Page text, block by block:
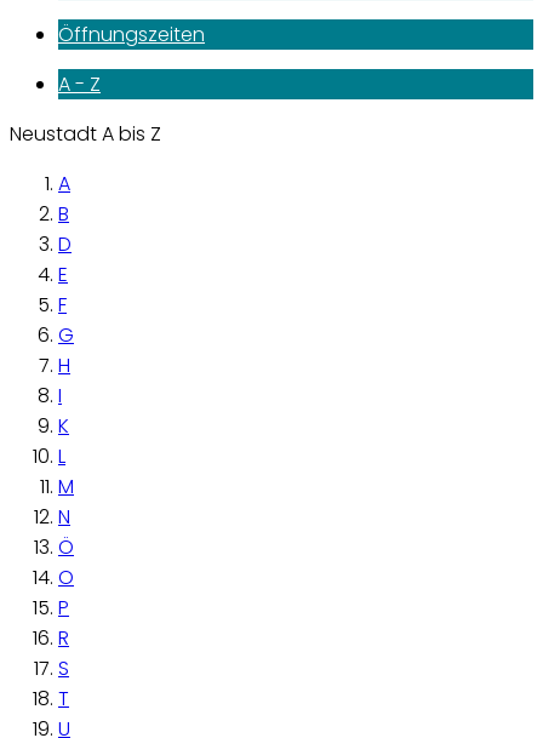
Öffnungszeiten
A - Z
Neustadt A bis Z
A
B
D
E
F
G
H
I
K
L
M
N
Ö
O
P
R
S
T
U